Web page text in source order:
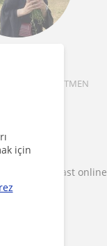
için
ile ÖĞRETMEN
they were last online